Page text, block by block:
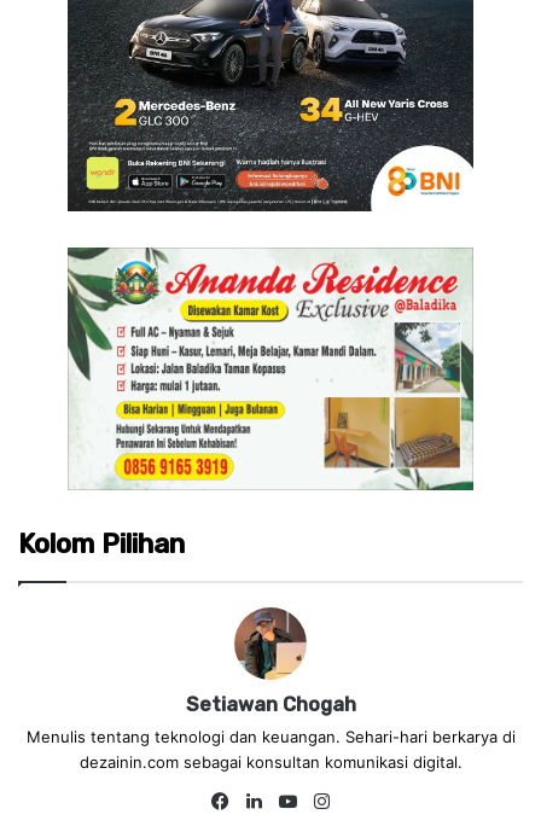
Kolom Pilihan
Setiawan Chogah
Menulis tentang teknologi dan keuangan. Sehari-hari berkarya di
dezainin.com sebagai konsultan komunikasi digital.
Fa
Lin
Yo